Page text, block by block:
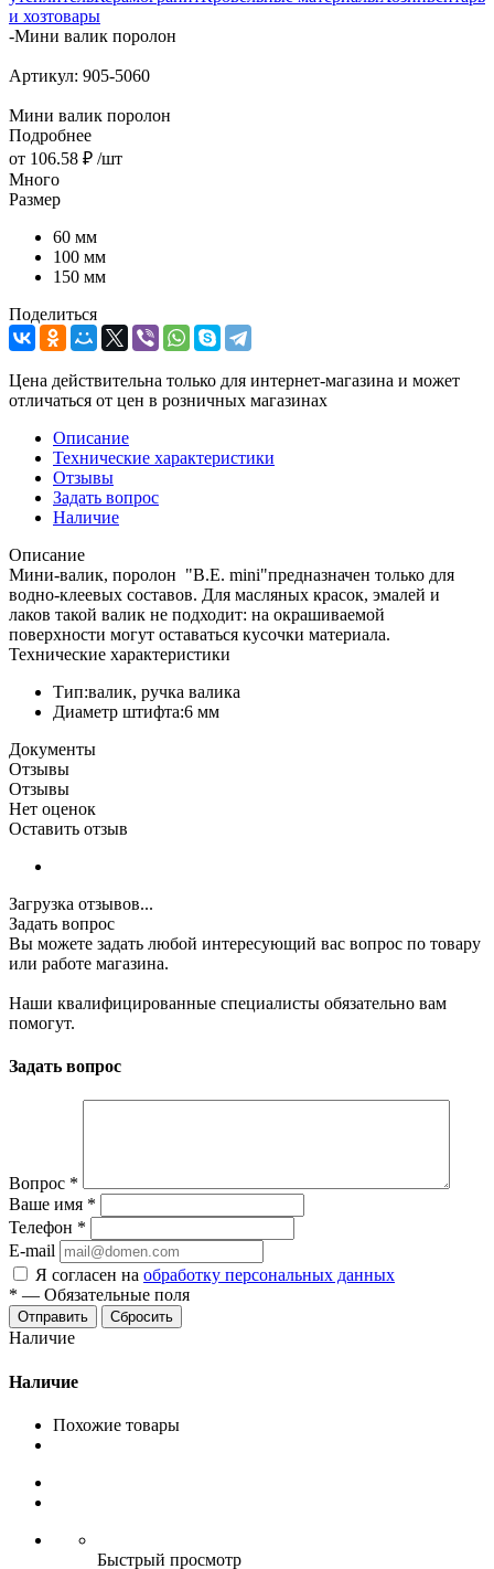
и хозтовары
-Мини валик поролон
Артикул: 905-5060
Мини валик поролон
Подробнее
от 106.58 ₽ /шт
Много
Размер
60 мм
100 мм
150 мм
Поделиться
Цена действительна только для интернет-магазина и может
отличаться от цен в розничных магазинах
Описание
Технические характеристики
Отзывы
Задать вопрос
Наличие
Описание
Мини-валик, поролон "В.Е. mini"предназначен только для
водно-клеевых составов. Для масляных красок, эмалей и
лаков такой валик не подходит: на окрашиваемой
поверхности могут оставаться кусочки материала.
Технические характеристики
Тип:валик, ручка валика
Диаметр штифта:6 мм
Документы
Отзывы
Отзывы
Нет оценок
Оставить отзыв
Загрузка отзывов...
Задать вопрос
Вы можете задать любой интересующий вас вопрос по товару
или работе магазина.
Наши квалифицированные специалисты обязательно вам
помогут.
Задать вопрос
Вопрос *
Ваше имя *
Телефон *
E-mail
Я согласен на обработку персональных данных
* — Обязательные поля
Сбросить
Наличие
Наличие
Похожие товары
Быстрый просмотр